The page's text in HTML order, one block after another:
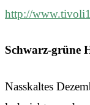
http://
Schwarz-grüne
Nasskaltes